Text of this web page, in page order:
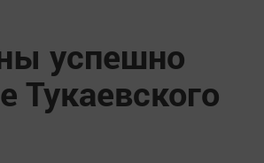
успешно
Тукаевского